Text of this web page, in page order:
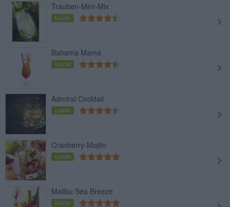
Trauben-Mint-Mix
Leicht
Bahama Mama
Leicht
Admiral Cocktail
Leicht
Cranberry-Mojito
Leicht
Malibu Sea Breeze
Leicht